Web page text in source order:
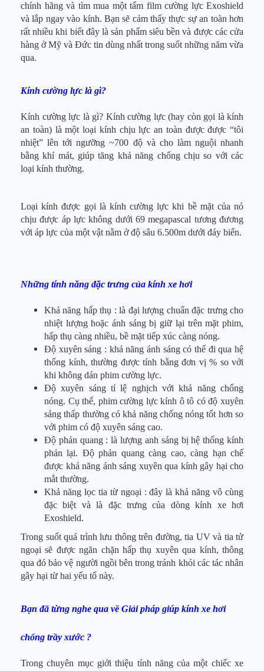
chính hãng và tìm mua một tấm film cường lực Exoshield
và lắp ngay vào kính. Bạn sẽ cảm thấy thực sự an toàn hơn
rất nhiều khi biết đây là sản phẩm siêu bền và được các cửa
hàng ở Mỹ và Đức tin dùng nhất trong suốt những năm vừa
qua.
Kính cường lực là gì?
Kính cường lực là gì? Kính cường lực (hay còn gọi là kính
an toàn) là một loại kính chịu lực an toàn được được “tôi
nhiệt” lên tới ngưỡng ~700 độ và cho làm nguội nhanh
bằng khí mát, giúp tăng khả năng chống chịu so với các
loại kính thường.
Loại kính được gọi là kính cường lực khi bề mặt của nó
chịu được áp lực không dưới 69 megapascal tương đương
với áp lực của một vật nằm ở độ sâu 6.500m dưới đáy biển.
Những tính năng đặc trưng của kính xe hơi
Khả năng hấp thụ : là đại lượng chuẩn đặc trưng cho
nhiệt lượng hoặc ánh sáng bị giữ lại trên mặt phim,
hấp thụ càng nhiều, bề mặt tiếp xúc càng nóng.
Độ xuyên sáng : khả năng ánh sáng có thể đi qua hệ
thống kính, thường được tính bằng đơn vị % so với
khi không dán phim cường lực.
Độ xuyên sáng tỉ lệ nghịch với khả năng chống
nóng. Cụ thể, phim cường lực kính ô tô có độ xuyên
sáng thấp thường có khả năng chống nóng tốt hơn so
với phim có độ xuyên sáng cao.
Độ phản quang : là lượng anh sáng bị hệ thống kính
phản lại. Độ phản quang càng cao, càng hạn chế
được khả năng ánh sáng xuyên qua kính gây hại cho
mắt thường.
Khả năng lọc tia từ ngoại : đây là khả năng vô cùng
đặc biệt và là đặc trưng của dòng kính xe hơi
Exoshield.
Trong suốt quá trình lưu thông trên đường, tia UV và tia tử
ngoại sẽ được ngăn chặn hấp thụ xuyên qua kính, thông
qua đó bảo vệ người ngồi bên trong tránh khỏi các tác nhân
gây hại từ hai yếu tố này.
Bạn đã từng nghe qua về Giải pháp giúp kính xe hơi
chống trầy xước ?
Trong chuyên mục giới thiệu tính năng của một chiếc xe